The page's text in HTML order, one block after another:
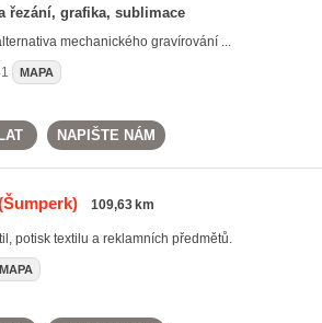
(832)
řezání, grafika, sublimace
mechanického gravírování ...
MAPA
NAPIŠTE NÁM
109,63 km
potisk textilu a reklamních předmětů.
MAPA